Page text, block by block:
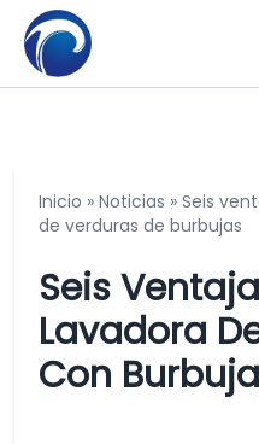
Inicio » Noticias » Seis
de verduras de burbujas
Seis
Lavadora
Con